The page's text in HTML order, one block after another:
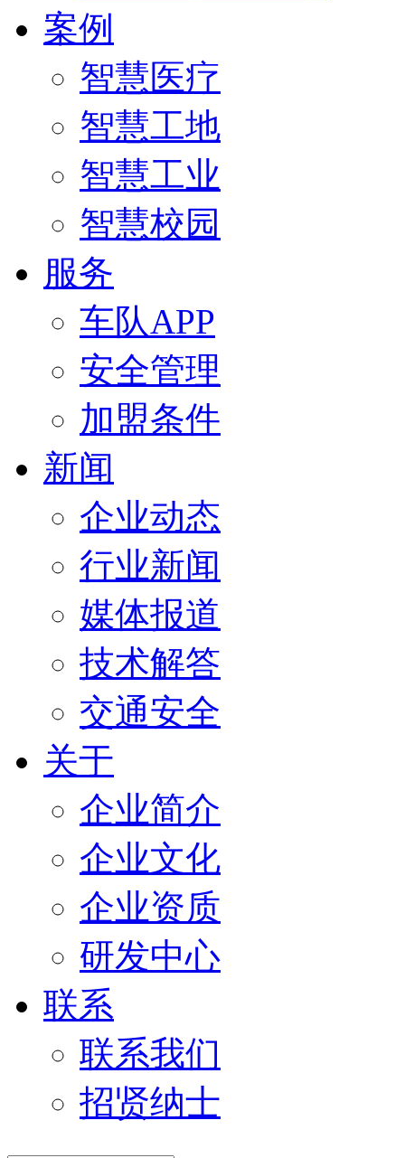
案例
智慧医疗
智慧工地
智慧工业
智慧校园
服务
车队APP
安全管理
加盟条件
新闻
企业动态
行业新闻
媒体报道
技术解答
交通安全
关于
企业简介
企业文化
企业资质
研发中心
联系
联系我们
招贤纳士